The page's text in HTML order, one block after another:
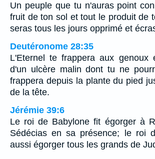
Un peuple que tu n'auras point
fruit de ton sol et tout le produit de
seras tous les jours opprimé et
Deutéronome 28:35
L'Eternel te frappera aux genoux
d'un ulcère malin dont tu ne
frappera depuis la plante du pied
de la tête.
Jérémie 39:6
Le roi de Babylone fit égorger à
Sédécias en sa présence; le roi
aussi égorger tous les grands de